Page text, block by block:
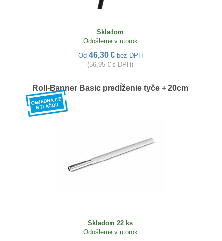
Skladom
Odošleme v utorok
Od 46,30 € bez DPH
(56,95 € s DPH)
Roll-Banner Basic predĺženie tyče + 20cm
Skladom 22 ks
Odošleme v utorok